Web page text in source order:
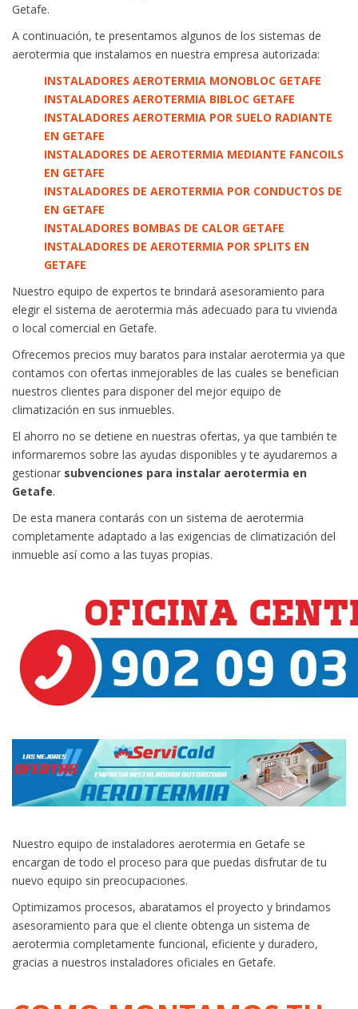
Getafe.
A continuación, te presentamos algunos de los sistemas de
aerotermia que instalamos en nuestra empresa autorizada:
INSTALADORES AEROTERMIA MONOBLOC GETAFE
INSTALADORES AEROTERMIA BIBLOC GETAFE
INSTALADORES AEROTERMIA POR SUELO RADIANTE
EN GETAFE
INSTALADORES DE AEROTERMIA MEDIANTE FANCOILS
EN GETAFE
INSTALADORES DE AEROTERMIA POR CONDUCTOS DE
EN GETAFE
INSTALADORES BOMBAS DE CALOR GETAFE
INSTALADORES DE AEROTERMIA POR SPLITS EN
GETAFE
Nuestro equipo de expertos te brindará asesoramiento para
elegir el sistema de aerotermia más adecuado para tu vivienda
o local comercial en Getafe.
Ofrecemos precios muy baratos para instalar aerotermia ya que
contamos con ofertas inmejorables de las cuales se benefician
nuestros clientes para disponer del mejor equipo de
climatización en sus inmuebles.
El ahorro no se detiene en nuestras ofertas, ya que también te
informaremos sobre las ayudas disponibles y te ayudaremos a
gestionar subvenciones para instalar aerotermia en
Getafe.
De esta manera contarás con un sistema de aerotermia
completamente adaptado a las exigencias de climatización del
inmueble así como a las tuyas propias.
Nuestro equipo de instaladores aerotermia en Getafe se
encargan de todo el proceso para que puedas disfrutar de tu
nuevo equipo sin preocupaciones.
Optimizamos procesos, abaratamos el proyecto y brindamos
asesoramiento para que el cliente obtenga un sistema de
aerotermia completamente funcional, eficiente y duradero,
gracias a nuestros instaladores oficiales en Getafe.